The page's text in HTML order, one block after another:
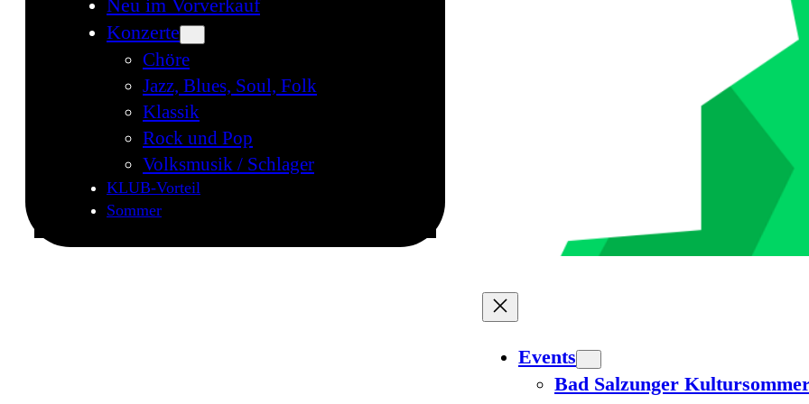
Neu im Vorverkauf
Konzerte
Chöre
Jazz, Blues, Soul, Folk
Klassik
Rock und Pop
Volksmusik / Schlager
KLUB-Vorteil
Sommer
Events
Bad Salzunger